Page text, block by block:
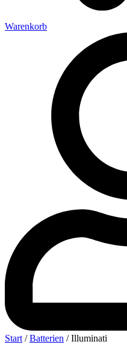
Warenkorb
Start /Batterien / Illuminati